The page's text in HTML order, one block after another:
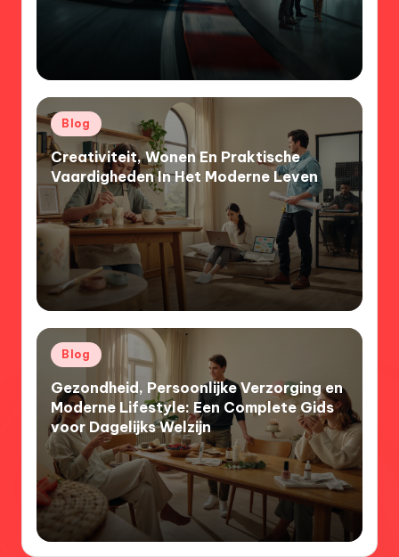
Posted
in
Blog
Creativiteit, Wonen En Praktische
Vaardigheden In Het Moderne Leven
Posted
in
Blog
Gezondheid, Persoonlijke Verzorging en
Moderne Lifestyle: Een Complete Gids
voor Dagelijks Welzijn